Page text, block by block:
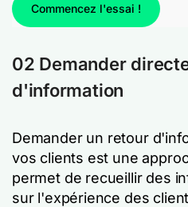
Commencez l'essai !
02 Demander
d'information
Demander un retour
vos clients est une
permet de recueillir des
sur l'expérience des